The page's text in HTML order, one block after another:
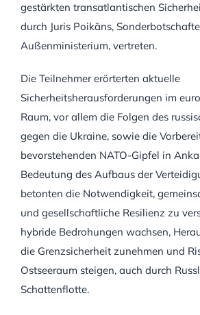
gestärkten transatlantischen
durch Juris Poikāns,
Außenministerium, vertreten.
Die Teilnehmer erörterten aktuelle
Sicherheitsherausforderungen im
Raum, vor allem die Folgen des
gegen die Ukraine, sowie die
bevorstehenden NATO-Gipfel in
Bedeutung des Aufbaus der
betonten die Notwendigkeit,
und gesellschaftliche Resilienz zu
hybride Bedrohungen wachsen,
die Grenzsicherheit zunehmen und
Ostseeraum steigen, auch durch
Schattenflotte.